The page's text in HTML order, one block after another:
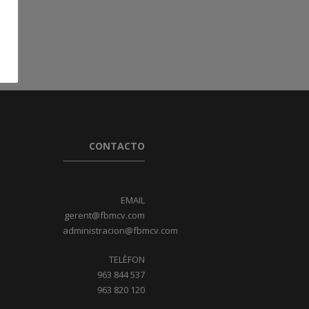
CONTACTO
EMAIL
gerent@fbmcv.com
administracion@fbmcv.com
TELÈFON
963 844 537
963 820 120